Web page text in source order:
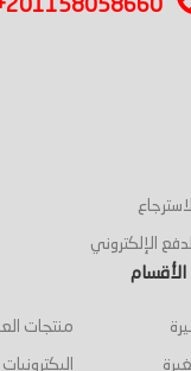
الإلكتروني
منتجات
اليكترونيات